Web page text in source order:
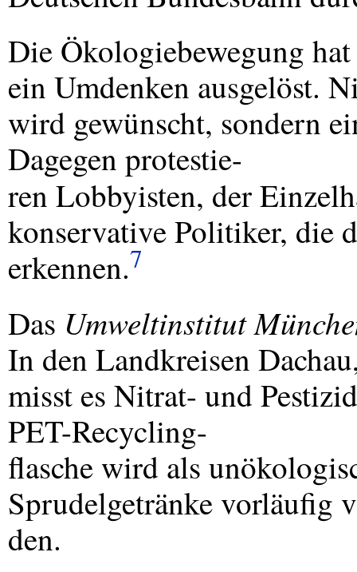
Die Ökologiebewegung
ein Umdenken ausgelöst.
wird gewünscht, sondern
Dagegen protestie-
ren Lobbyisten, der
konservative Politiker, die
erkennen.7
Das Umweltinstitut
In den Landkreisen
misst es Nitrat- und
PET-Recycling-
flasche wird als
Sprudelgetränke vorläufig
den.